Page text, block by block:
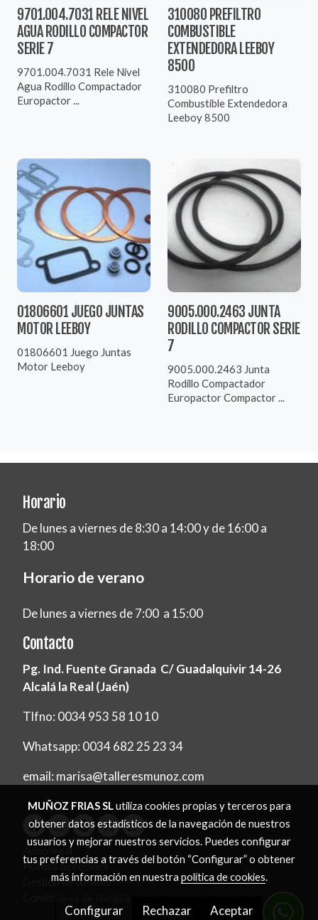
9701.004.7031 RELE NIVEL
AGUA RODILLO COMPACTOR
SERIE 7
9701.004.7031 Rele Nivel
Agua Rodillo Compactador
Europactor ...
310080 PREFILTRO
COMBUSTIBLE
EXTENDEDORA LEEBOY
8500
310080 Prefiltro
Combustible Extendedora
Leeboy 8500
01806601 JUEGO JUNTAS
MOTOR LEEBOY
01806601 Juego Juntas
Motor Leeboy
9005.000.2463 JUNTA
RODILLO COMPACTOR SERIE
7
9005.000.2463 Junta
Rodillo Compactador
Europactor Compactor ...
Horario
De lunes a viernes de 8:30 a 14:00 y de 16:00 a
18:00
Horario de verano
De lunes a viernes de 7:00 a 15:00
Contacto
Pg. Ind. Fuente Granada C/ Guadalquivir 14-26
Alcalá la Real (Jaén)
Tlfno: 0034 953 58 10 10
Whatsapp: 0034 682 25 23 34
email: marisa@talleresmunoz.com
Aviso legal
Política de cookies
Gestión de cookies
MUÑOZ FRIAS SLutiliza cookies propias y terceros para
obtener datos estadísticos de la navegación de nuestros
usuarios y mejorar nuestros servicios. Puedes configurar
tus preferencias a través del botón “Configurar” o obtener
más información en nuestra política de cookies.
Configurar Rechazar Aceptar